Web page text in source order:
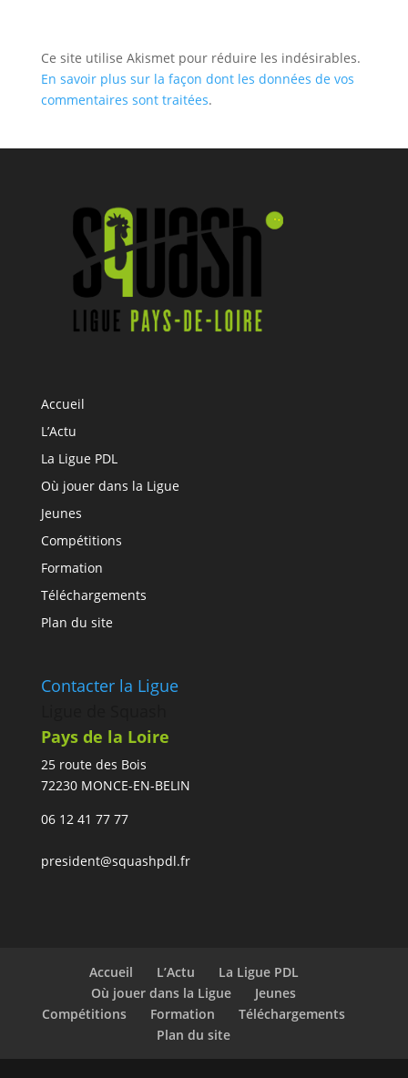
Ce site utilise Akismet pour réduire les indésirables.
En savoir plus sur la façon dont les données de vos
commentaires sont traitées.
Accueil
L’Actu
La Ligue PDL
Où jouer dans la Ligue
Jeunes
Compétitions
Formation
Téléchargements
Plan du site
Contacter la Ligue
Pays de la Loire
25 route des Bois
72230 MONCE-EN-BELIN
06 12 41 77 77
president@squashpdl.fr
Accueil L’Actu
La Ligue PDL
Où jouer dans la Ligue
Jeunes
Compétitions
Formation
Téléchargements
Plan du site